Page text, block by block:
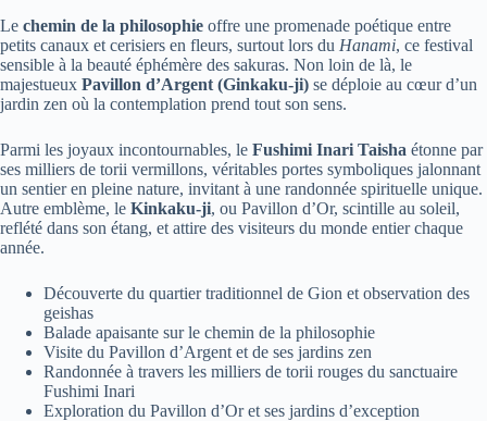
Le chemin de la philosophie offre une promenade poétique entre
petits canaux et cerisiers en fleurs, surtout lors du Hanami, ce festival
sensible à la beauté éphémère des sakuras. Non loin de là, le
majestueux Pavillon d’Argent (Ginkaku-ji) se déploie au cœur d’un
jardin zen où la contemplation prend tout son sens.
Parmi les joyaux incontournables, le Fushimi Inari Taisha étonne par
ses milliers de torii vermillons, véritables portes symboliques jalonnant
un sentier en pleine nature, invitant à une randonnée spirituelle unique.
Autre emblème, le Kinkaku-ji, ou Pavillon d’Or, scintille au soleil,
reflété dans son étang, et attire des visiteurs du monde entier chaque
année.
Découverte du quartier traditionnel de Gion et observation des
geishas
Balade apaisante sur le chemin de la philosophie
Visite du Pavillon d’Argent et de ses jardins zen
Randonnée à travers les milliers de torii rouges du sanctuaire
Fushimi Inari
Exploration du Pavillon d’Or et ses jardins d’exception